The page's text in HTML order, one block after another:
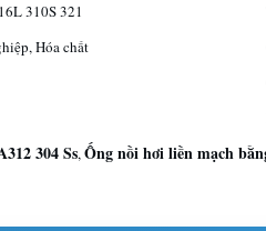
310S 321
Hóa chất
304 Ss,Ống nồi hơi liền mạch